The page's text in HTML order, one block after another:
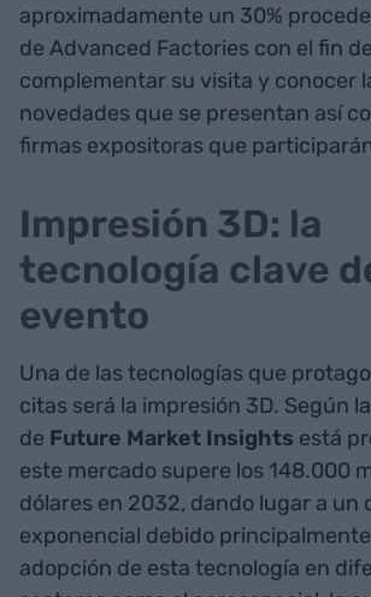
aproximadamente un 30%
de Advanced Factories con el fin de
complementar su visita y conocer
novedades que se presentan así
firmas expositoras que
Impresión 3D: la
tecnología clave
evento
Una de las tecnologías que
citas será la impresión 3D. Según
de Future Market Insights está
este mercado supere los 148.000
dólares en 2032, dando lugar a un
exponencial debido
adopción de esta tecnología en